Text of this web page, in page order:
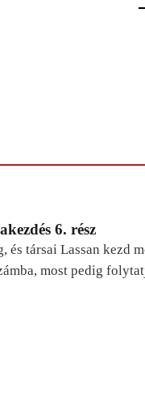
6. rész
társai Lassan kezd
most pedig